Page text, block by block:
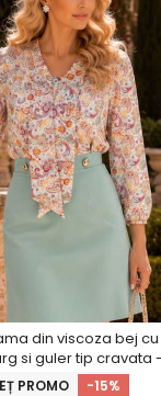
din viscoza bej cu
si guler tip cravata -
StarShinerS
PROMO -15%